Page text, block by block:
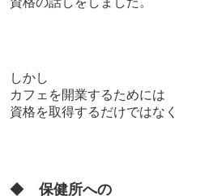
しかし
カフェを開業するためには
資格を取得するだけではなく
◆ 保健所への